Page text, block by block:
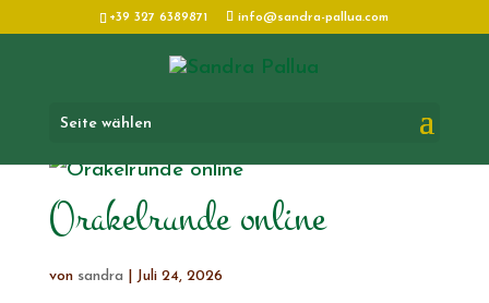
+39 327 6389871 info@sandra-pallua.com
Seite wählen
Orakelrunde online
von sandra Juli 24, 2026